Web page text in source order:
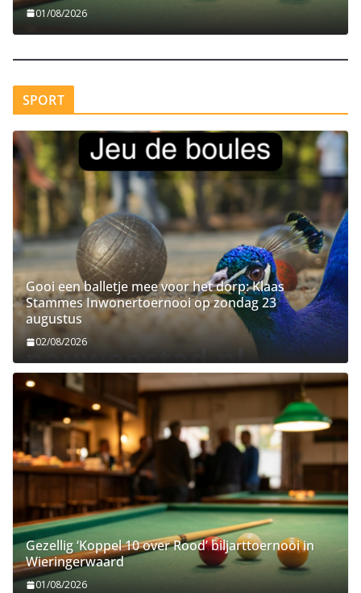
01/08/2026
SPORT
Gooi een balletje mee voor het dorp: Klaas
Stammes Inwonertoernooi op zondag 23
augustus
02/08/2026
Gezellig ‘Koppel 10 over Rood’ biljarttoernooi in
Wieringerwaard
01/08/2026